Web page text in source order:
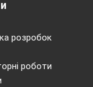
розробок
роботи